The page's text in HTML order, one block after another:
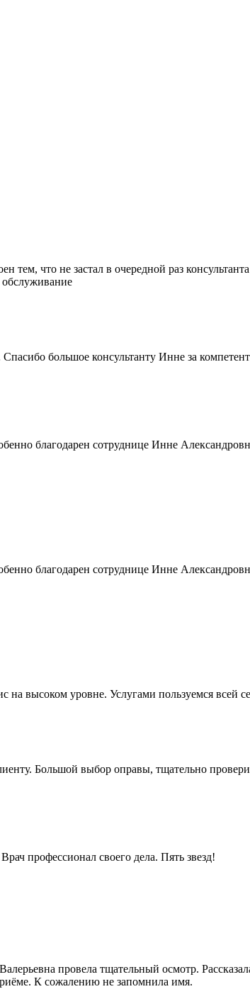
что не застал в очередной раз
обслуживание
большое консультанту Инне за
благодарен сотруднице Инне
благодарен сотруднице Инне
высоком уровне. Услугами пользуемся всей
Большой выбор оправы, тщательно
профессионал своего дела. Пять звезд!
провела тщательный осмотр.
К сожалению не запомнила имя.